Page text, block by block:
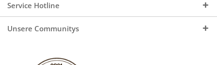
Service Hotline
Unsere Communitys